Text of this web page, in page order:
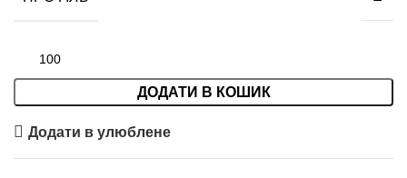
ДОДАТИ В КОШИК
Додати в улюблене